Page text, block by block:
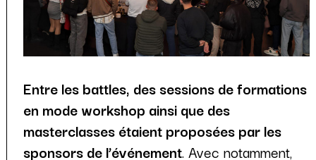
Entre les battles, des sessions de formations
en mode workshop ainsi que des
masterclasses étaient proposées par les
sponsors de l’événement. Avec notamment,